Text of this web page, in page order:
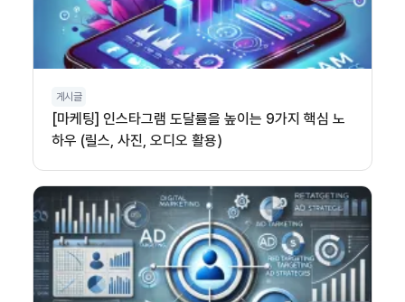
게시글
[마케팅] 인스타그램 도달률을 높이는 9가지 핵심 노
하우 (릴스, 사진, 오디오 활용)